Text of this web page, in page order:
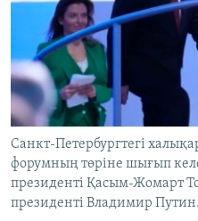
Русский
ЖАЗЫЛЫҢЫЗ
Басқа тілдерде
Санкт-Петербургтегі
форумның төріне шығып
президенті Қасым-Жомарт
президенті Владимир